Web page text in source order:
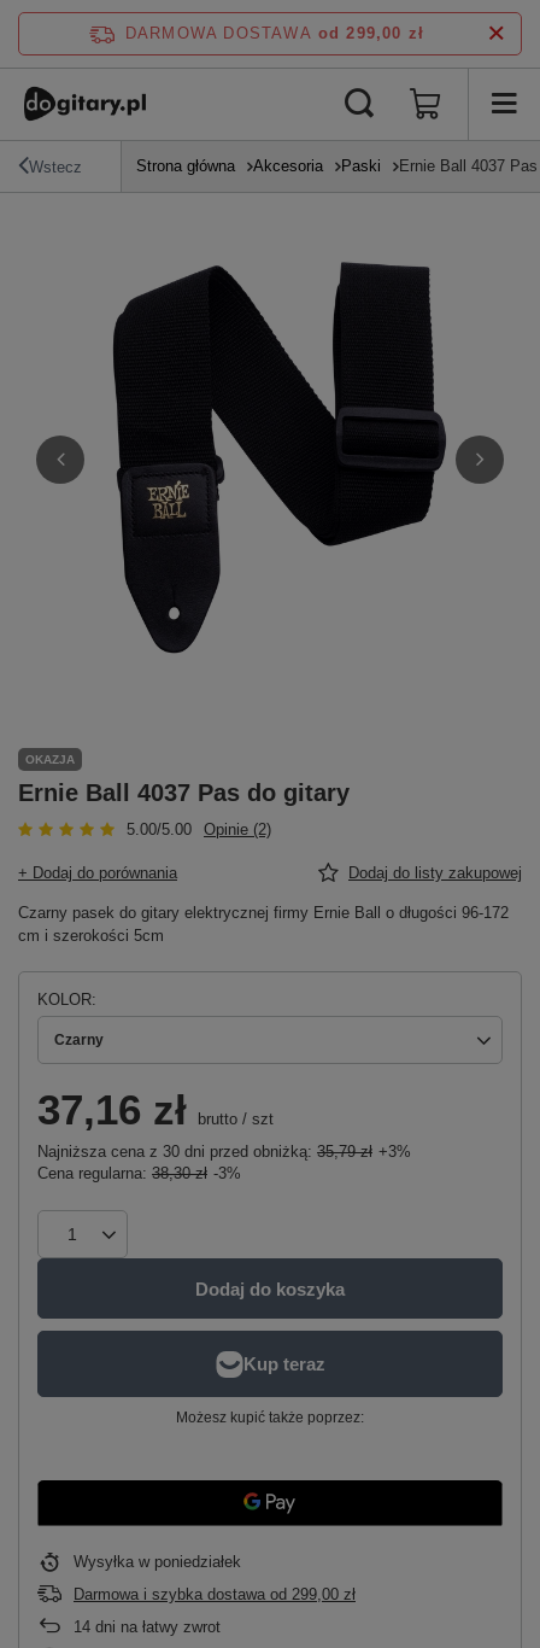
DARMOWA DOSTAWA od 299,00 zł
Wstecz Strona główna Akcesoria Paski Ernie Ball 4037
OKAZJA
Ernie Ball 4037 Pas do gitary
5.00/5.00 Opinie (2)
+ Dodaj do porównania Dodaj do listy zakupowej
Czarny pasek do gitary elektrycznej firmy Ernie Ball o długości 96-172
cm i szerokości 5cm
KOLOR
Czarny
37,16 zł brutto / szt
Najniższa cena z 30 dni przed obniżką: 35,79 zł +3%
Cena regularna: 38,30 zł -3%
Dodaj do koszyka
Możesz kupić także poprzez:
Wysyłka w poniedziałek
Darmowa i szybka dostawa od 299,00 zł
14 dni na łatwy zwrot